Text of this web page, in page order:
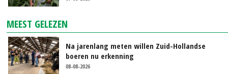
MEEST GELEZEN
Na jarenlang meten willen Zuid-Hollandse
boeren nu erkenning
08-08-2026